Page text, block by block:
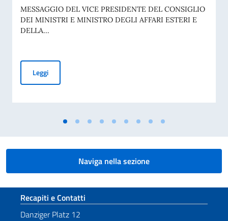
MESSAGGIO DEL VICE PRESIDENTE DEL CONSIGLIO
DEI MINISTRI E MINISTRO DEGLI AFFARI ESTERI E
DELLA...
LeggiCOMMEMORAZIONE DEL 70° ANNIVERSARIO DELLA
Naviga nella sezione
Sezione footer
Recapiti e Contatti
Danziger Platz 12